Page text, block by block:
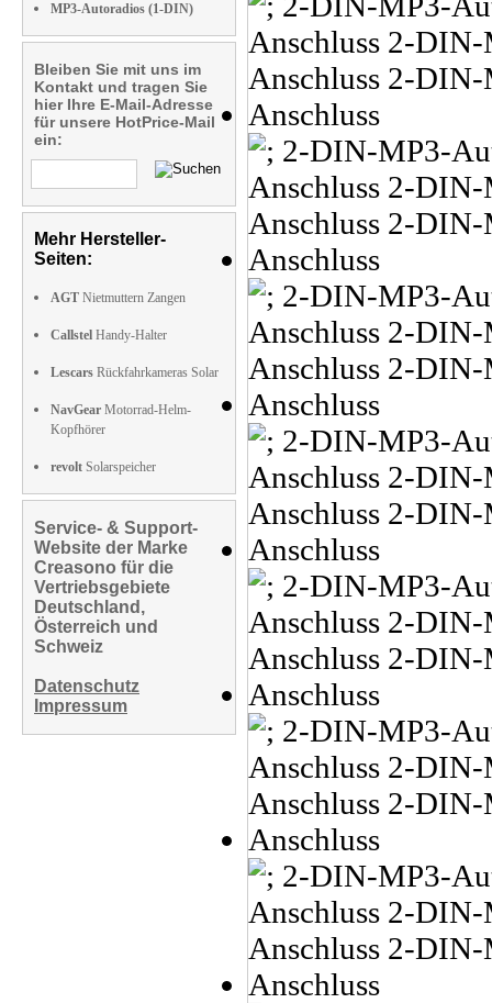
MP3-Autoradios (1-DIN)
Bleiben Sie mit uns im
Kontakt und tragen Sie
hier Ihre E-Mail-Adresse
für unsere HotPrice-Mail
ein:
Mehr Hersteller-
Seiten:
AGT Nietmuttern Zangen
Callstel Handy-Halter
Lescars Rückfahrkameras Solar
NavGear Motorrad-Helm-
Kopfhörer
revolt Solarspeicher
Service- & Support-
Website der Marke
Creasono für die
Vertriebsgebiete
Deutschland,
Österreich und
Schweiz
Datenschutz
Impressum